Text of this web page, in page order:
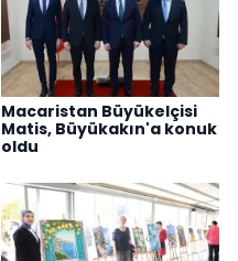
Macaristan Büyükelçisi
Matis, Büyükakın'a konuk
oldu